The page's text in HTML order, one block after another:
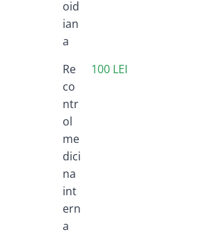
oid
ian
a
Re
co
ntr
ol
me
dici
na
int
ern
a
100 LEI